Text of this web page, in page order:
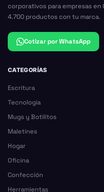
corporativos para empresas en
4.700 productos con tu marca.
Cotizar por WhatsApp
CATEGORÍAS
Escritura
Tecnología
Mugs y Botilitos
Maletines
Hogar
Oficina
Confección
Herramientas